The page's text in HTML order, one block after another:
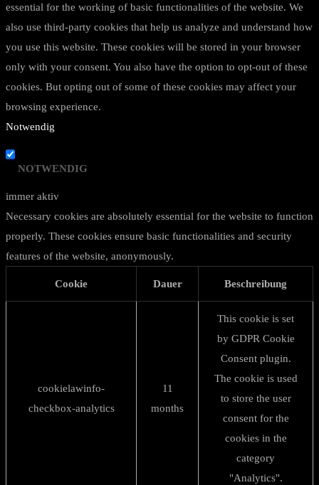
essential for the working of basic functionalities of the website. We
also use third-party cookies that help us analyze and understand how
you use this website. These cookies will be stored in your browser
only with your consent. You also have the option to opt-out of these
cookies. But opting out of some of these cookies may affect your
browsing experience.
Notwendig
NOTWENDIG
immer aktiv
Necessary cookies are absolutely essential for the website to function
properly. These cookies ensure basic functionalities and security
features of the website, anonymously.
Cookie Dauer Beschreibung
cookielawinfo-
checkbox-analytics
11
months
This cookie is set
by GDPR Cookie
Consent plugin.
The cookie is used
to store the user
consent for the
cookies in the
category
"Analytics".